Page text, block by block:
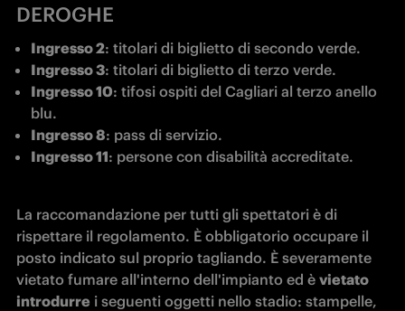
DEROGHE
Ingresso 2: titolari di biglietto di secondo verde.
Ingresso 3: titolari di biglietto di terzo verde.
Ingresso 10: tifosi ospiti del Cagliari al terzo anello
blu.
Ingresso 8: pass di servizio.
Ingresso 11: persone con disabilità accreditate.
La raccomandazione per tutti gli spettatori è di
rispettare il regolamento. È obbligatorio occupare il
posto indicato sul proprio tagliando. È severamente
vietato fumare all'interno dell'impianto ed è vietato
introdurre i seguenti oggetti nello stadio: stampelle,